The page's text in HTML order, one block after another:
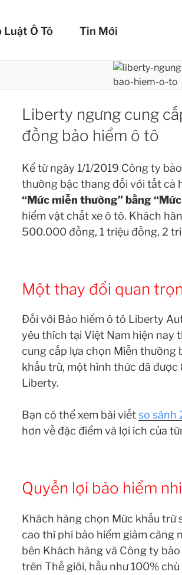
BẢO HIỂM
Luật Ô Tô Tin Mới
Liberty ngưng cung
đồng bảo hiểm ô tô
Kể từ ngày 1/1/2019 Công ty
thường bậc thang đối với tất cả
“Mức miễn thường” bằng
hiểm vật chất xe ô tô. Khách
500.000 đồng, 1 triệu đồng, 2
Một thay đổi quan
Đối với Bảo hiểm ô tô Liberty
yêu thích tại Việt Nam hiện nay
cung cấp lựa chọn Miễn thường
khấu trừ, một hình thức đã được
Liberty.
Bạn có thể xem bài viếtso sánh
hơn về đặc điểm và lợi ích của
Quyền lợi bảo hiểm
Khách hàng chọn Mức khấu trừ
cao thì phí bảo hiểm giảm càng
bên Khách hàng và Công ty
trên Thế giới, hầu như 100%